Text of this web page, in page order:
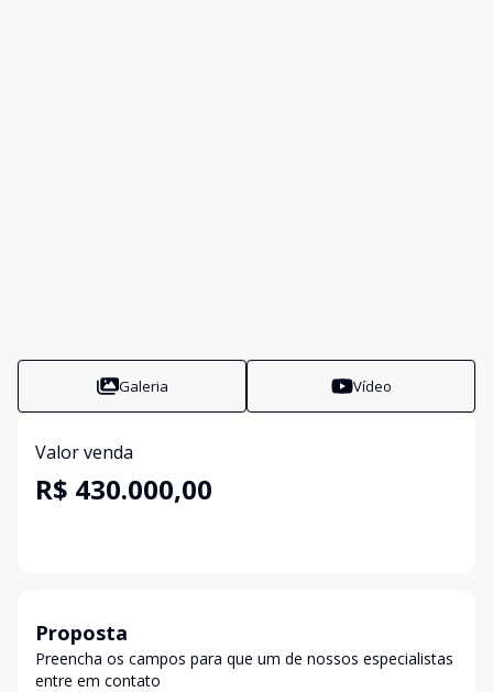
Galeria Vídeo
Valor venda
R$ 430.000,00
Proposta
Preencha os campos para que um de nossos especialistas
entre em contato